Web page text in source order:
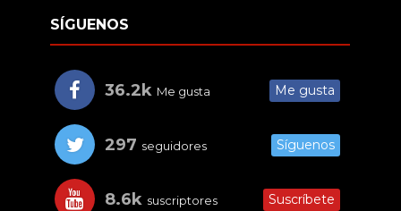
SÍGUENOS
36.2k Me gusta Me gusta
297 seguidores Síguenos
8.6k suscriptores Suscríbete